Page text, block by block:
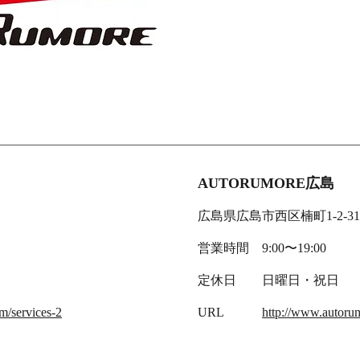
services-2
AUTORUMORE広島
広島県広島市西区楠町1-2-31
営業時間 9:00〜19:00
定休日 日曜日・祝日
URL http://